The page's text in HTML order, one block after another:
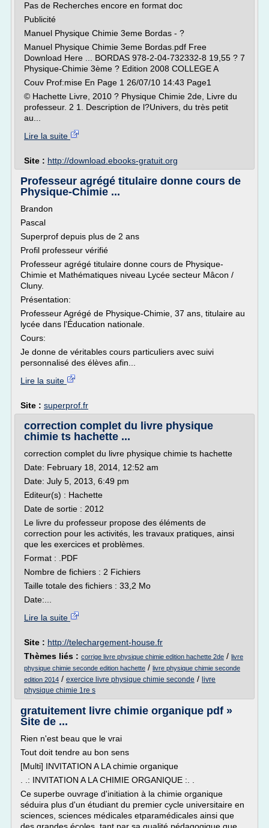
Pas de Recherches encore en format doc
Publicité
Manuel Physique Chimie 3eme Bordas - ?
Manuel Physique Chimie 3eme Bordas.pdf Free
Download Here ... BORDAS 978-2-04-732332-8 19,55 ? 7
Physique-Chimie 3ème ? Edition 2008 COLLEGE A
Couv Prof:mise En Page 1 26/07/10 14:43 Page1
© Hachette Livre, 2010 ? Physique Chimie 2de, Livre du
professeur. 2 1. Description de l?Univers, du très petit
au...
Lire la suite
Site : http://download.ebooks-gratuit.org
Professeur agrégé titulaire donne cours de
Physique-Chimie ...
Brandon
Pascal
Superprof depuis plus de 2 ans
Profil professeur vérifié
Professeur agrégé titulaire donne cours de Physique-
Chimie et Mathématiques niveau Lycée secteur Mâcon /
Cluny.
Présentation:
Professeur Agrégé de Physique-Chimie, 37 ans, titulaire au
lycée dans l'Éducation nationale.
Cours:
Je donne de véritables cours particuliers avec suivi
personnalisé des élèves afin...
Lire la suite
Site : superprof.fr
correction complet du livre physique
chimie ts hachette ...
correction complet du livre physique chimie ts hachette
Date: February 18, 2014, 12:52 am
Date: July 5, 2013, 6:49 pm
Editeur(s) : Hachette
Date de sortie : 2012
Le livre du professeur propose des éléments de
correction pour les activités, les travaux pratiques, ainsi
que les exercices et problèmes.
Format : .PDF
Nombre de fichiers : 2 Fichiers
Taille totale des fichiers : 33,2 Mo
Date:...
Lire la suite
Site : http://telechargement-house.fr
Thèmes liés : corrige livre physique chimie edition hachette 2de / livre
physique chimie seconde edition hachette / livre physique chimie seconde
edition 2014 / exercice livre physique chimie seconde / livre
physique chimie 1re s
gratuitement livre chimie organique pdf »
Site de ...
Rien n'est beau que le vrai
Tout doit tendre au bon sens
[Multi] INVITATION A LA chimie organique
. .: INVITATION A LA CHIMIE ORGANIQUE :. .
Ce superbe ouvrage d'initiation à la chimie organique
séduira plus d'un étudiant du premier cycle universitaire en
sciences, sciences médicales etparamédicales ainsi que